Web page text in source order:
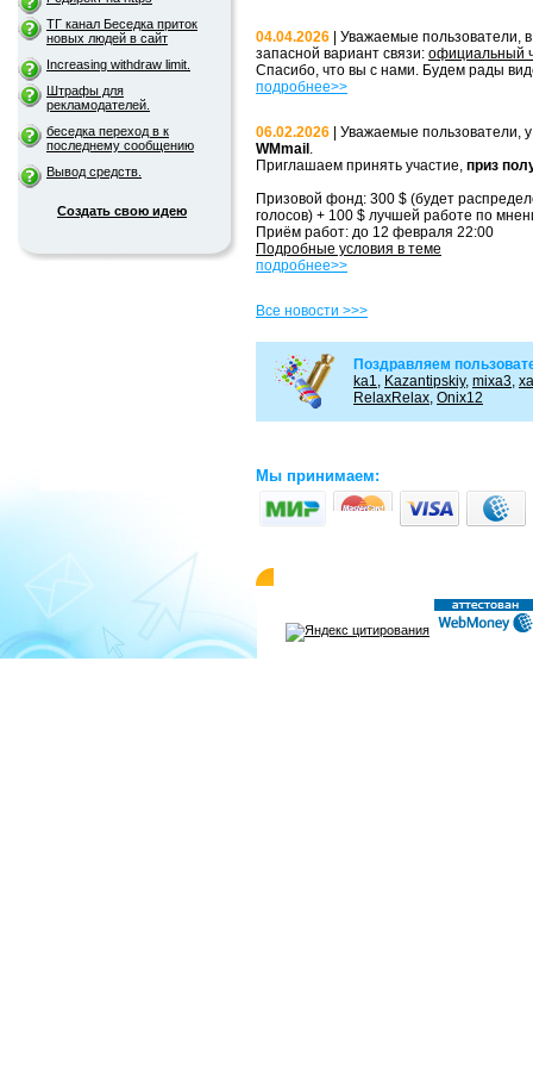
ТГ канал Беседка приток
новых людей в сайт
Increasing withdraw limit.
Штрафы для
рекламодателей.
беседка переход в к
последнему сообщению
Вывод средств.
Создать свою идею
04.04.2026 | Уважаемые пользователи,
запасной вариант связи: официальный
Спасибо, что вы с нами. Будем рады
подробнее>>
06.02.2026 | Уважаемые пользователи,
WMmail .
Приглашаем принять участие, приз
Призовой фонд: 300 $ (будет
голосов) + 100 $ лучшей работе по
Приём работ: до 12 февраля 22:00
Подробные условия в теме
подробнее>>
Все новости >>>
Поздравляем
ka1, Kazantipskiy, mixa3,
RelaxRelax, Onix12
Мы принимаем: